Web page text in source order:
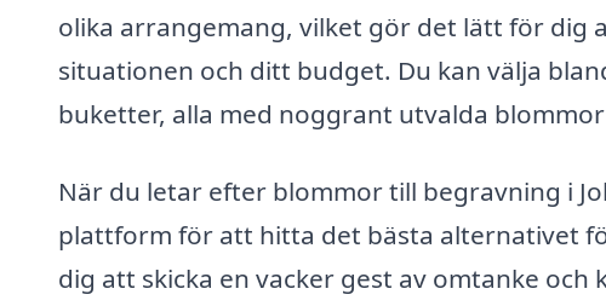
olika arrangemang, vilket gör det lätt för dig
situationen och ditt budget. Du kan välja
buketter, alla med noggrant utvalda
När du letar efter blommor till begravning i
plattform för att hitta det bästa alternativet
dig att skicka en vacker gest av omtanke och